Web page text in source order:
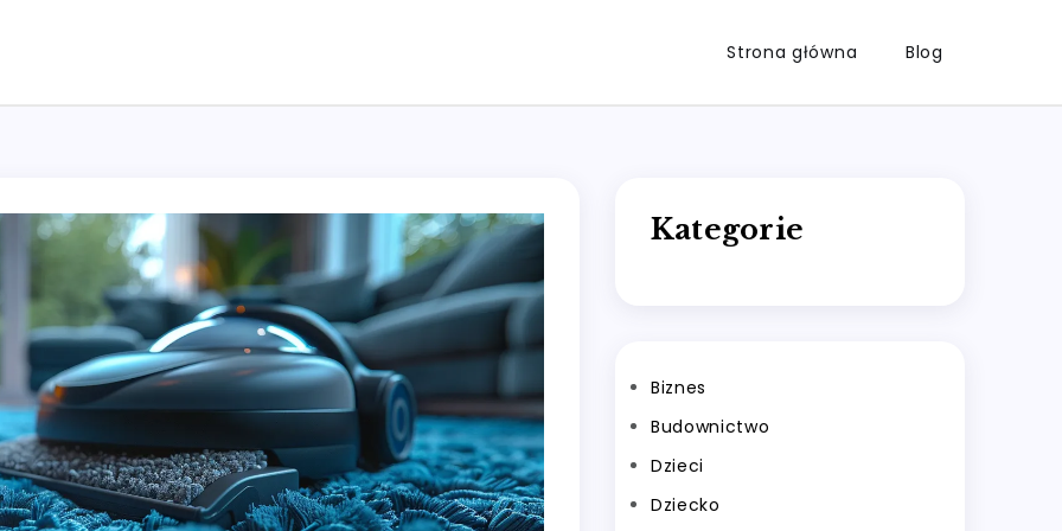
Strona główna Blog
Kategorie
Biznes
Budownictwo
Dzieci
Dziecko